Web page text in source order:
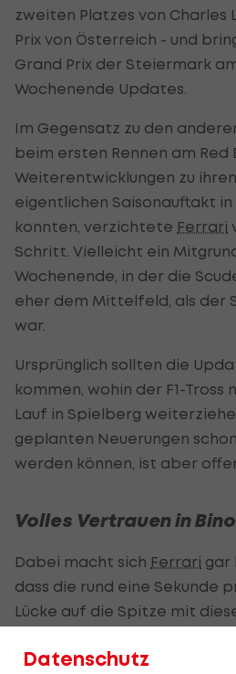
zweiten Platzes von Charles
Prix von Österreich - und
Grand Prix der Steiermark
Wochenende Updates.
Im Gegensatz zu den
beim ersten Rennen am Red
Weiterentwicklungen zu
eigentlichen Saisonauftakt
konnten, verzichtete Ferrari
Schritt. Vielleicht ein
Wochenende, in der die
eher dem Mittelfeld, als der
war.
Ursprünglich sollten die
kommen, wohin der F1-
Lauf in Spielberg
geplanten Neuerungen
werden können, ist aber
Volles Vertrauen in
Dabei macht sich Ferrari gar
dass die rund eine Sekunde
Lücke auf die Spitze mit
erlauben sie es dem Team,
Datenschutz